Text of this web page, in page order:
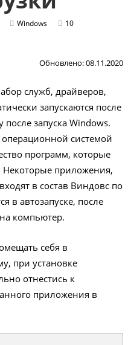
Windows
10
Обновлено: 08.11.2020
служб, драйверов,
запускаются после
запуска Windows.
операционной системой
программ, которые
приложения,
в состав Виндовс по
в автозапуске, после
компьютер.
себя в
при установке
отнестись к
приложения в